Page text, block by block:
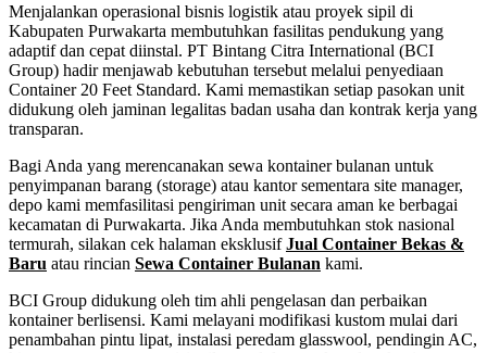
Menjalankan operasional bisnis logistik atau proyek sipil di
Kabupaten Purwakarta membutuhkan fasilitas pendukung yang
adaptif dan cepat diinstal. PT Bintang Citra International (BCI
Group) hadir menjawab kebutuhan tersebut melalui penyediaan
Container 20 Feet Standard. Kami memastikan setiap pasokan unit
didukung oleh jaminan legalitas badan usaha dan kontrak kerja yang
transparan.
Bagi Anda yang merencanakan sewa kontainer bulanan untuk
penyimpanan barang (storage) atau kantor sementara site manager,
depo kami memfasilitasi pengiriman unit secara aman ke berbagai
kecamatan di Purwakarta. Jika Anda membutuhkan stok nasional
termurah, silakan cek halaman eksklusifJual Container Bekas &
Baru atau rincian Sewa Container Bulanan kami.
BCI Group didukung oleh tim ahli pengelasan dan perbaikan
kontainer berlisensi. Kami melayani modifikasi kustom mulai dari
penambahan pintu lipat, instalasi peredam glasswool, pendingin AC,